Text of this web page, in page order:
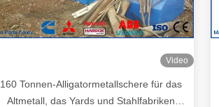
Video
160 Tonnen-Alligatormetallschere für das
Altmetall, das Yards und Stahlfabriken